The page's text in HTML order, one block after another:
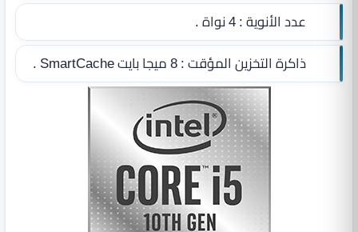
عدد الأنوية :4 نواة .
ذاكرة التخزين المؤقت :8 ميجا بايت SmartCache .